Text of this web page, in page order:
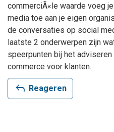
commerciÃ«le waarde voeg
media toe aan je eigen
de conversaties op social
laatste 2 onderwerpen zijn
speerpunten bij het
commerce voor klanten.
reply Reageren